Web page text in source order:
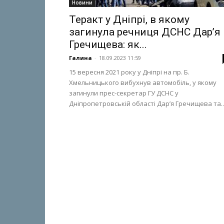
Новини
Теракт у Дніпрі, в якому
загинула речниця ДСНС Дар’я
Гречищева: як...
Галина - 18.09.2023 11:59
15 вересня 2021 року у Дніпрі на пр. Б.
Хмельницького вибухнув автомобіль, у якому
загинули прес-секретар ГУ ДСНС у
Дніпропетровській області Дар’я Гречищева